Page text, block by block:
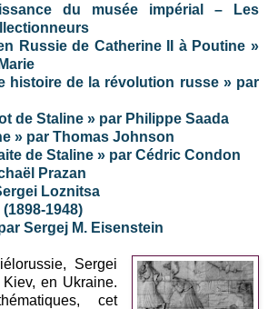
du musée impérial – Les
Russie de Catherine II à Poutine »
histoire de la révolution russe » par
de Staline » par Philippe Saada
» par Thomas Johnson
de Staline » par Cédric Condon
Prazan
Loznitsa
1948)
Sergej M. Eisenstein
Sergei
en Ukraine.
cet